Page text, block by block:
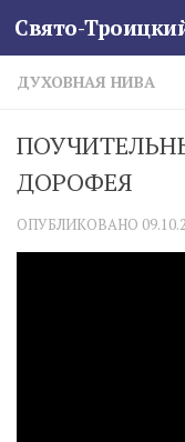
Skip to content
ДУХОВНАЯ НИВА
ДОРОФЕЯ
ОПУБЛИКОВАНО